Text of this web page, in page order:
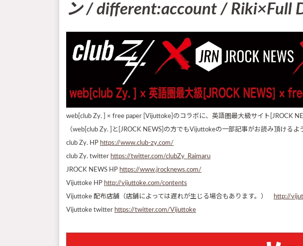
ン / different:account / Riki×Full
web[club Zy. ] × free paper [Vijuttoke]のコラボに、英語圏最大級サイト[JROCK
（web[club Zy. ]と[JROCK NEWS]の方でもVijuttokeの一部記事がお読み頂ける
club Zy. HP https://www.club-zy.com/
club Zy. twitter https://twitter.com/clubZy_Raimaru
JROCK NEWS HP https://www.jrocknews.com/
Vijuttoke HP http://vijuttoke.com/contents
Vijuttoke 配布店舗（店舗によっては遅れが生じる場合もあります。） http://
Vijuttoke twitter https://twitter.com/Vijuttoke